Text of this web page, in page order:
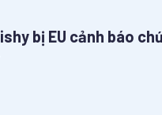
bị EU cảnh báo